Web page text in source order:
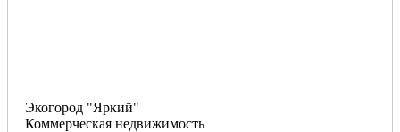
Экогород "Яркий"
Коммерческая недвижимость